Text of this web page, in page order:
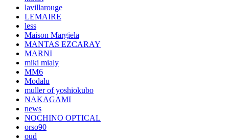
lavillarouge
LEMAIRE
less
Maison Margiela
MANTAS EZCARAY
MARNI
miki mialy
MM6
Modalu
muller of yoshiokubo
NAKAGAMI
news
NOCHINO OPTICAL
orso90
oud